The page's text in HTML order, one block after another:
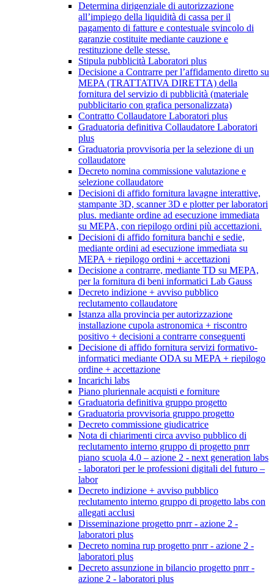
Determina dirigenziale di autorizzazione
all’impiego della liquidità di cassa per il
pagamento di fatture e contestuale svincolo di
garanzie costituite mediante cauzione e
restituzione delle stesse.
Stipula pubblicità Laboratori plus
Decisione a Contrarre per l’affidamento diretto su
MEPA (TRATTATIVA DIRETTA) della
fornitura del servizio di pubblicità (materiale
pubblicitario con grafica personalizzata)
Contratto Collaudatore Laboratori plus
Graduatoria definitiva Collaudatore Laboratori
plus
Graduatoria provvisoria per la selezione di un
collaudatore
Decreto nomina commissione valutazione e
selezione collaudatore
Decisioni di affido fornitura lavagne interattive,
stampante 3D, scanner 3D e plotter per laboratori
plus. mediante ordine ad esecuzione immediata
su MEPA, con riepilogo ordini più accettazioni.
Decisioni di affido fornitura banchi e sedie,
mediante ordini ad esecuzione immediata su
MEPA + riepilogo ordini + accettazioni
Decisione a contrarre, mediante TD su MEPA,
per la fornitura di beni informatici Lab Gauss
Decreto indizione + avviso pubblico
reclutamento collaudatore
Istanza alla provincia per autorizzazione
installazione cupola astronomica + riscontro
positivo + decisioni a contrarre conseguenti
Decisione di affido fornitura servizi formativo-
informatici mediante ODA su MEPA + riepilogo
ordine + accettazione
Incarichi labs
Piano pluriennale acquisti e forniture
Graduatoria definitiva gruppo progetto
Graduatoria provvisoria gruppo progetto
Decreto commissione giudicatrice
Nota di chiarimenti circa avviso pubblico di
reclutamento interno gruppo di progetto pnrr
piano scuola 4.0 – azione 2 - next generation labs
- laboratori per le professioni digitali del futuro –
labor
Decreto indizione + avviso pubblico
reclutamento interno gruppo di progetto labs con
allegati acclusi
Disseminazione progetto pnrr - azione 2 -
laboratori plus
Decreto nomina rup progetto pnrr - azione 2 -
laboratori plus
Decreto assunzione in bilancio progetto pnrr -
azione 2 - laboratori plus